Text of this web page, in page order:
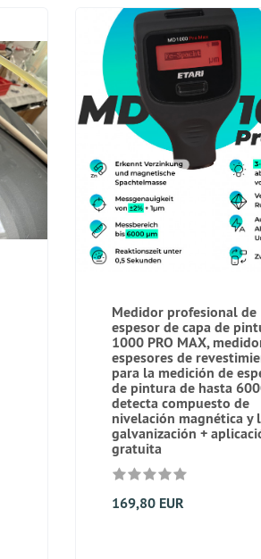
Medidor profesional de
espesor de capa de
1000 PRO MAX,
espesores de
para la medición de
de pintura de hasta
detecta compuesto de
nivelación magnética y
galvanización +
gratuita
169,80 EUR